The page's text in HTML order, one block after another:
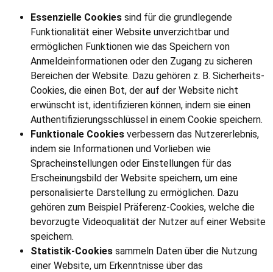
Essenzielle Cookies sind für die grundlegende
Funktionalität einer Website unverzichtbar und
ermöglichen Funktionen wie das Speichern von
Anmeldeinformationen oder den Zugang zu sicheren
Bereichen der Website. Dazu gehören z. B. Sicherheits-
Cookies, die einen Bot, der auf der Website nicht
erwünscht ist, identifizieren können, indem sie einen
Authentifizierungsschlüssel in einem Cookie speichern.
Funktionale Cookies verbessern das Nutzererlebnis,
indem sie Informationen und Vorlieben wie
Spracheinstellungen oder Einstellungen für das
Erscheinungsbild der Website speichern, um eine
personalisierte Darstellung zu ermöglichen. Dazu
gehören zum Beispiel Präferenz-Cookies, welche die
bevorzugte Videoqualität der Nutzer auf einer Website
speichern.
Statistik-Cookies sammeln Daten über die Nutzung
einer Website, um Erkenntnisse über das